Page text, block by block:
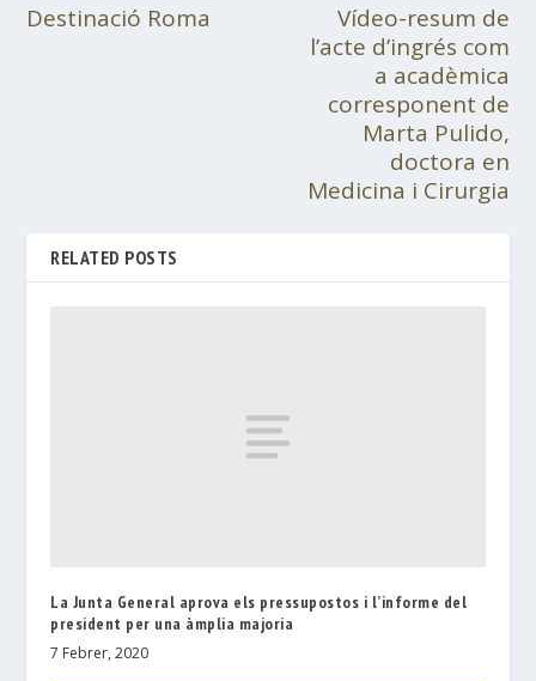
Destinació Roma
Vídeo-resum de
l’acte d’ingrés com
a acadèmica
corresponent de
Marta Pulido,
doctora en
Medicina i Cirurgia
RELATED POSTS
La Junta General aprova els pressupostos i l’informe del
president per una àmplia majoria
7 Febrer, 2020